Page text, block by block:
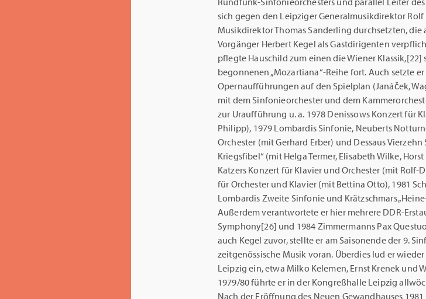
sich gegen den Leipziger Generalmusikdirektor
Musikdirektor Thomas Sanderling durchsetzten,
Vorgänger Herbert Kegel als Gastdirigenten
pflegte Hauschild zum einen die Wiener Klassik,[22]
begonnenen „Mozartiana“-Reihe fort. Auch setzte
Opernaufführungen auf den Spielplan (Janáček,
mit dem Sinfonieorchester und dem
zur Uraufführung u. a. 1978 Denissows Konzert für
Philipp), 1979 Lombardis Sinfonie, Neuberts
Orchester (mit Gerhard Erber) und Dessaus
Kriegsfibel“ (mit Helga Termer, Elisabeth Wilke,
Katzers Konzert für Klavier und Orchester (mit Rolf-
für Orchester und Klavier (mit Bettina Otto), 1981
Lombardis Zweite Sinfonie und Krätzschmars
Außerdem verantwortete er hier mehrere DDR-
Symphony[26] und 1984 Zimmermanns Pax
auch Kegel zuvor, stellte er am Saisonende der 9.
zeitgenössische Musik voran. Überdies lud er
Leipzig ein, etwa Milko Kelemen, Ernst Krenek und
1979/80 führte er in der Kongreßhalle Leipzig
Nach der Eröffnung des Neuen Gewandhauses